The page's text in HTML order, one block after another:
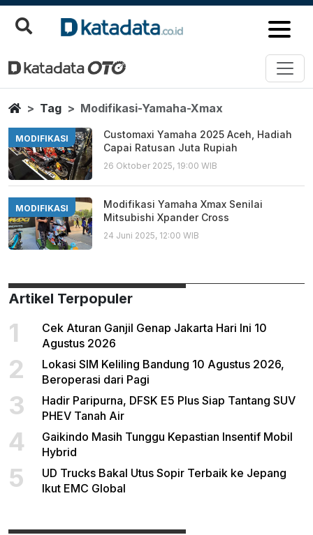
Modifikasi Yamaha Xmax
Berita Terbaru
HomeTag Modifikasi-Yamaha-Xmax
MODIFIKASI
Customaxi Yamaha 2025 Aceh, Hadiah
Capai Ratusan Juta Rupiah
26 Oktober 2025, 19:00 WIB
MODIFIKASI
Modifikasi Yamaha Xmax Senilai
Mitsubishi Xpander Cross
24 Juni 2025, 12:00 WIB
Artikel Terpopuler
1
Cek Aturan Ganjil Genap Jakarta Hari Ini 10
Agustus 2026
2
Lokasi SIM Keliling Bandung 10 Agustus 2026,
Beroperasi dari Pagi
3
Hadir Paripurna, DFSK E5 Plus Siap Tantang SUV
PHEV Tanah Air
4
Gaikindo Masih Tunggu Kepastian Insentif Mobil
Hybrid
5
UD Trucks Bakal Utus Sopir Terbaik ke Jepang
Ikut EMC Global